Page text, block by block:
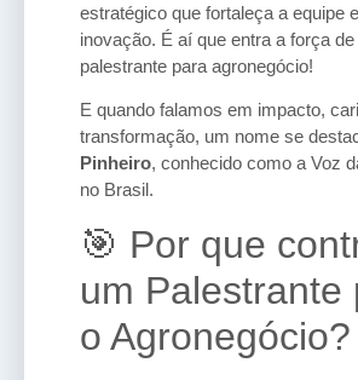
estratégico que fortaleça a equipe
inovação. É aí que entra a força de
palestrante para agronegócio!
E quando falamos em impacto,
transformação, um nome se
Pinheiro, conhecido como a Voz
no Brasil.
🎯 Por que
um Palestrante
o Agronegócio?